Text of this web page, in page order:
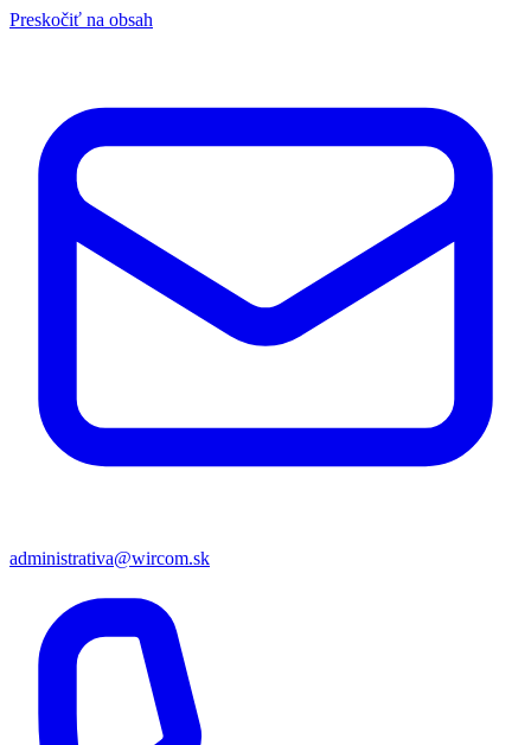
Preskočiť na obsah
administrativa@wircom.sk